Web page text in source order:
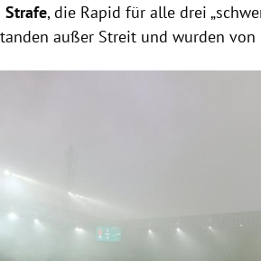
Strafe, die Rapid für alle drei
außer Streit und wurden
öffnen/schließen